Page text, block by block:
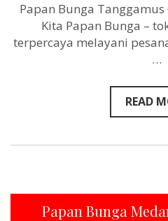
Papan Bunga
Kita Papan Bunga –
terpercaya melayani
…
READ
Papan Bunga